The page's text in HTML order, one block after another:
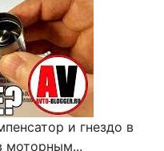
и гнездо в
моторным...